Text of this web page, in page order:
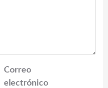
Correo
electrónico